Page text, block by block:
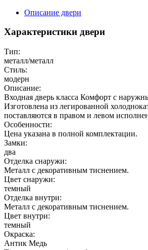
Описание двери
Характеристики двери
Тип:
металл/металл
Стиль:
модерн
Описание:
Входная дверь класса Комфорт с
Изготовлена из легированной
поставляются в правом и левом
Особенности:
Цена указана в полной комплектации.
Замки:
два
Отделка снаружи:
Металл с декоративным тиснением.
Цвет снаружи:
темный
Отделка внутри:
Металл с декоративным тиснением.
Цвет внутри:
темный
Окраска:
Антик Медь